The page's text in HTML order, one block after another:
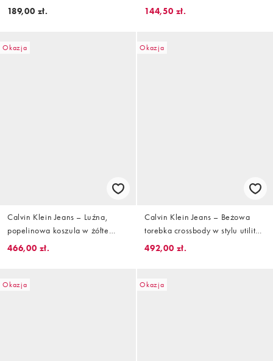
bokserek z taśmą w talii w
189,00 zł.
slipów typu jockstrap z tęczową
144,50 zł.
Okazja
Calvin Klein Jeans – Luźna,
popelinowa koszula w żółte
paski
466,00 zł.
Okazja
Calvin Klein Jeans – Beżowa
torebka crossbody w stylu utility
we wzór z emblematem
492,00 zł.
Okazja Okazja